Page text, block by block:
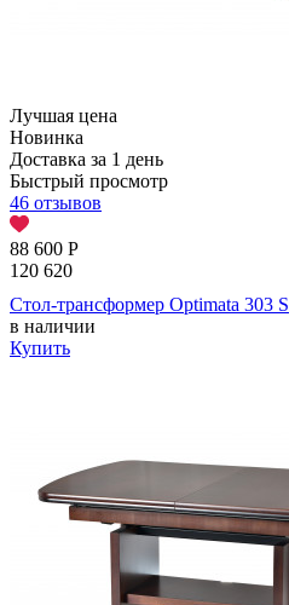
Лучшая цена
Новинка
Доставка за 1 день
Быстрый просмотр
46 отзывов
88 600 Р
120 620
Стол-трансформер Optimata 303 S
в наличии
Купить